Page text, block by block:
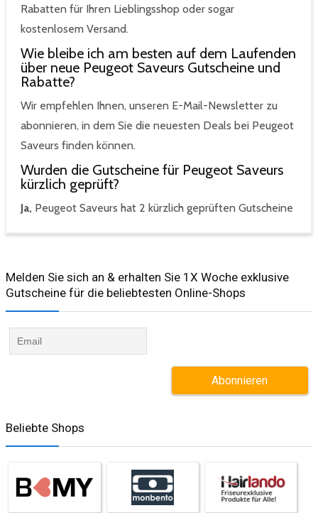
Rabatten für Ihren Lieblingsshop oder sogar
kostenlosem Versand.
Wie bleibe ich am besten auf dem Laufenden
über neue Peugeot Saveurs Gutscheine und
Rabatte?
Wir empfehlen Ihnen, unseren E-Mail-Newsletter zu
abonnieren, in dem Sie die neuesten Deals bei Peugeot
Saveurs finden können.
Wurden die Gutscheine für Peugeot Saveurs
kürzlich geprüft?
Ja, Peugeot Saveurs hat 2 kürzlich geprüften Gutscheine
Melden Sie sich an & erhalten Sie 1X Woche exklusive
Gutscheine für die beliebtesten Online-Shops​
Beliebte Shops